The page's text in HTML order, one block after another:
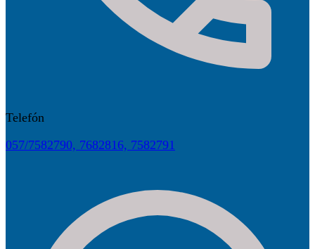
Telefón
057/7582790, 7682816, 7582791